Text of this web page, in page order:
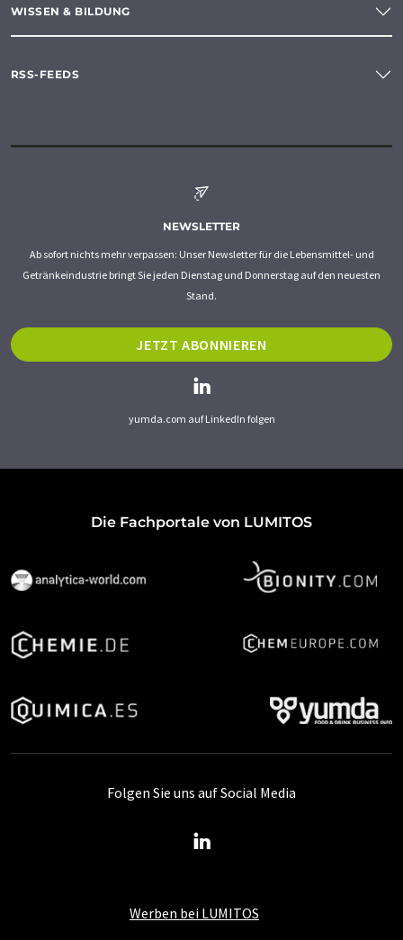
WISSEN & BILDUNG
RSS-FEEDS
NEWSLETTER
Ab sofort nichts mehr verpassen: Unser Newsletter für die Lebensmittel- und
Getränkeindustrie bringt Sie jeden Dienstag und Donnerstag auf den neuesten
Stand.
JETZT ABONNIEREN
yumda.com auf LinkedIn folgen
Die Fachportale von LUMITOS
Werben bei LUMITOS
Folgen Sie uns auf Social Media